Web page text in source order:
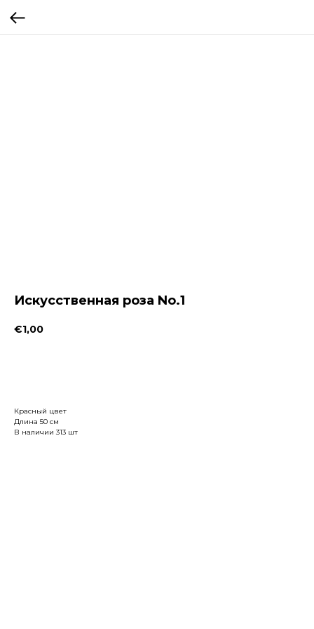
Искусственная роза No.1
€1,00
Красный цвет
Длина 50 см
В наличии 313 шт